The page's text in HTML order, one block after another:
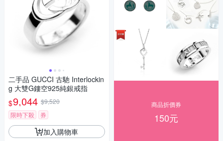
二手品 GUCCI 古馳 Interlockin
g 大雙G鏤空925純銀戒指
$9,044 $9,520
限時下殺
券
加入購物車
商品折價券
150元